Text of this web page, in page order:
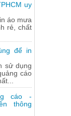
uy
áo mưa
rẻ, chất
để in
sử dụng
cáo
cáo -
thông